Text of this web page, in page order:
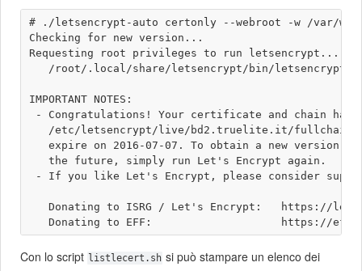
# ./letsencrypt-auto certonly --webroot -w /var/
Checking for new version...
Requesting root privileges to run letsencrypt...
/root/.local/share/letsencrypt/bin/letsencrypt
IMPORTANT NOTES:
- Congratulations! Your certificate and chain have
/etc/letsencrypt/live/bd2.truelite.it/
expire on 2016-07-07. To obtain a new version
   the future, simply run Let's Encrypt again.
- If you like Let's Encrypt, please consider
Donating to ISRG / Let's Encrypt:   https://
Con lo script listlecert.sh si può stampare un elenco dei